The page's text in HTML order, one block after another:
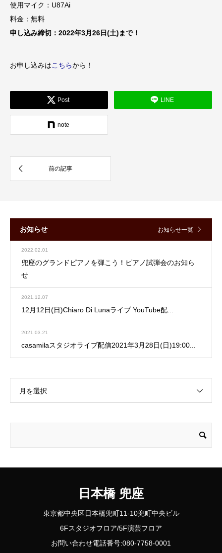
使用マイク：U87Ai
料金：無料
申し込み締切：2022年3月26日(土)まで！
お申し込みはこちらから！
Post LINE
note
お知らせ お知らせ一覧
2022.02.01
兜座のグランドピアノを弾こう！ピアノ試弾会のお知ら
せ
2021.12.07
12月12日(日)Chiaro Di Lunaライブ YouTube配...
2021.03.21
casamilaスタジオライブ配信2021年3月28日(日)19:00...
月を選択
日本橋 兜座
東京都中央区日本橋兜町11-10兜町中央ビル
6Fスタジオフロア/5F演芸フロア
お問い合わせ電話番号:080-7758-0001